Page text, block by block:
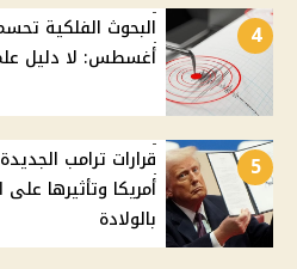
4
أغسطس: لا دليل
5
قرارات ترامب
أمريكا وتأثيرها
بالولادة